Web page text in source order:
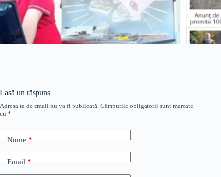
Lasă un răspuns
Adresa ta de email nu va fi publicată. Câmpurile obligatorii sunt marcate
cu *
Nume*
Email*